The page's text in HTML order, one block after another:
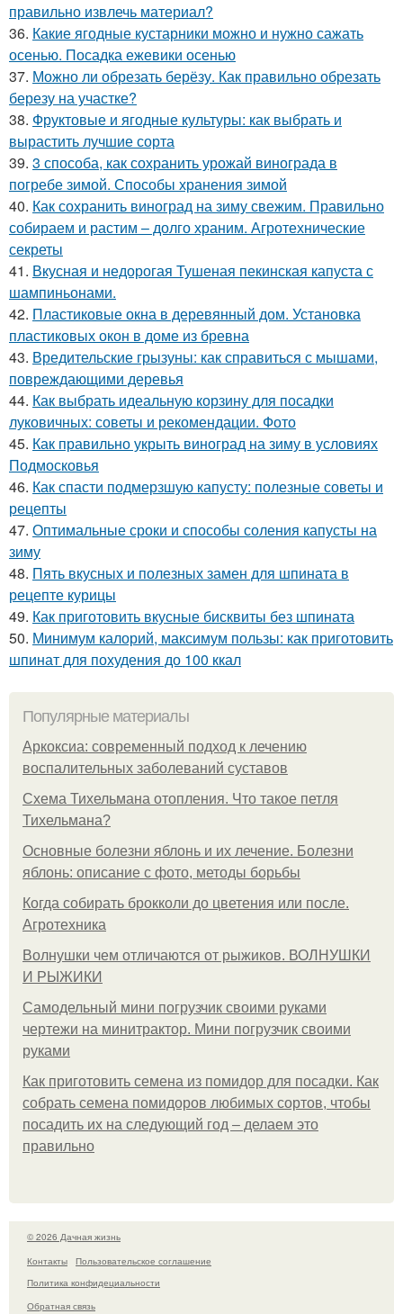
правильно извлечь материал?
36. Какие ягодные кустарники можно и нужно сажать
осенью. Посадка ежевики осенью
37. Можно ли обрезать берёзу. Как правильно обрезать
березу на участке?
38. Фруктовые и ягодные культуры: как выбрать и
вырастить лучшие сорта
39. 3 способа, как сохранить урожай винограда в
погребе зимой. Способы хранения зимой
40. Как сохранить виноград на зиму свежим. Правильно
собираем и растим – долго храним. Агротехнические
секреты
41. Вкусная и недорогая Тушеная пекинская капуста с
шампиньонами.
42. Пластиковые окна в деревянный дом. Установка
пластиковых окон в доме из бревна
43. Вредительские грызуны: как справиться с мышами,
повреждающими деревья
44. Как выбрать идеальную корзину для посадки
луковичных: советы и рекомендации. Фото
45. Как правильно укрыть виноград на зиму в условиях
Подмосковья
46. Как спасти подмерзшую капусту: полезные советы и
рецепты
47. Оптимальные сроки и способы соления капусты на
зиму
48. Пять вкусных и полезных замен для шпината в
рецепте курицы
49. Как приготовить вкусные бисквиты без шпината
50. Минимум калорий, максимум пользы: как приготовить
шпинат для похудения до 100 ккал
Популярные материалы
Аркоксиа: современный подход к лечению
воспалительных заболеваний суставов
Схема Тихельмана отопления. Что такое петля
Тихельмана?
Основные болезни яблонь и их лечение. Болезни
яблонь: описание с фото, методы борьбы
Когда собирать брокколи до цветения или после.
Агротехника
Волнушки чем отличаются от рыжиков. ВОЛНУШКИ
И РЫЖИКИ
Самодельный мини погрузчик своими руками
чертежи на минитрактор. Мини погрузчик своими
руками
Как приготовить семена из помидор для посадки. Как
собрать семена помидоров любимых сортов, чтобы
посадить их на следующий год – делаем это
правильно
© 2026 Дачная жизнь
Контакты
Пользовательское соглашение
Политика конфидециальности
Обратная связь